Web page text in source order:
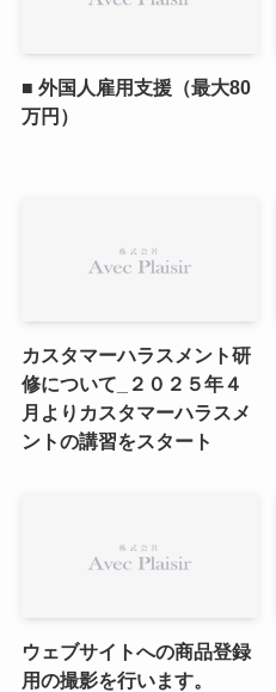
■ 外国人雇用支援（最大80
万円）
カスタマーハラスメント研
修について_２０２５年４
月よりカスタマーハラスメ
ントの講習をスタート
ウェブサイトへの商品登録
用の撮影を行います。